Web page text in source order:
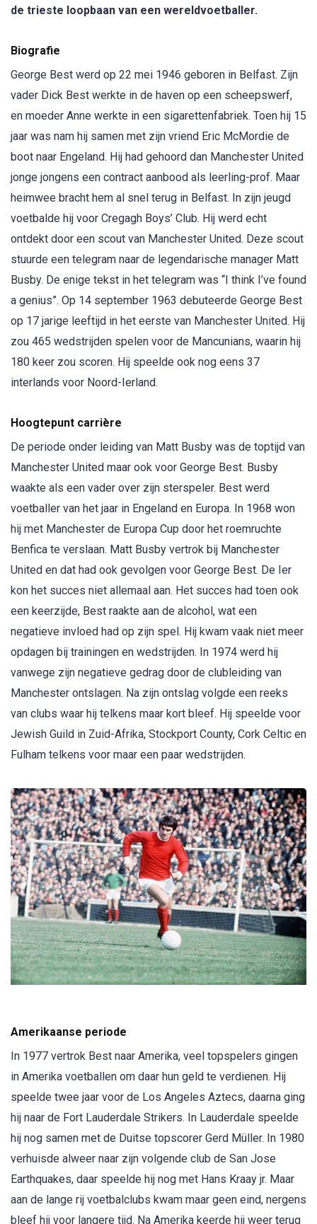
de trieste loopbaan van een wereldvoetballer.
Biografie
George Best werd op 22 mei 1946 geboren in Belfast. Zijn
vader Dick Best werkte in de haven op een scheepswerf,
en moeder Anne werkte in een sigarettenfabriek. Toen hij 15
jaar was nam hij samen met zijn vriend Eric McMordie de
boot naar Engeland. Hij had gehoord dan Manchester United
jonge jongens een contract aanbood als leerling-prof. Maar
heimwee bracht hem al snel terug in Belfast. In zijn jeugd
voetbalde hij voor Cregagh Boys’ Club. Hij werd echt
ontdekt door een scout van Manchester United. Deze scout
stuurde een telegram naar de legendarische manager Matt
Busby. De enige tekst in het telegram was “I think I’ve found
a genius”. Op 14 september 1963 debuteerde George Best
op 17 jarige leeftijd in het eerste van Manchester United. Hij
zou 465 wedstrijden spelen voor de Mancunians, waarin hij
180 keer zou scoren. Hij speelde ook nog eens 37
interlands voor Noord-Ierland.
Hoogtepunt carrière
De periode onder leiding van Matt Busby was de toptijd van
Manchester United maar ook voor George Best. Busby
waakte als een vader over zijn sterspeler. Best werd
voetballer van het jaar in Engeland en Europa. In 1968 won
hij met Manchester de Europa Cup door het roemruchte
Benfica te verslaan. Matt Busby vertrok bij Manchester
United en dat had ook gevolgen voor George Best. De Ier
kon het succes niet allemaal aan. Het succes had toen ook
een keerzijde, Best raakte aan de alcohol, wat een
negatieve invloed had op zijn spel. Hij kwam vaak niet meer
opdagen bij trainingen en wedstrijden. In 1974 werd hij
vanwege zijn negatieve gedrag door de clubleiding van
Manchester ontslagen. Na zijn ontslag volgde een reeks
van clubs waar hij telkens maar kort bleef. Hij speelde voor
Jewish Guild in Zuid-Afrika, Stockport County, Cork Celtic en
Fulham telkens voor maar een paar wedstrijden.
Amerikaanse periode
In 1977 vertrok Best naar Amerika, veel topspelers gingen
in Amerika voetballen om daar hun geld te verdienen. Hij
speelde twee jaar voor de Los Angeles Aztecs, daarna ging
hij naar de Fort Lauderdale Strikers. In Lauderdale speelde
hij nog samen met de Duitse topscorer Gerd Müller. In 1980
verhuisde alweer naar zijn volgende club de San Jose
Earthquakes, daar speelde hij nog met Hans Kraay jr. Maar
aan de lange rij voetbalclubs kwam maar geen eind, nergens
bleef hij voor langere tijd. Na Amerika keerde hij weer terug